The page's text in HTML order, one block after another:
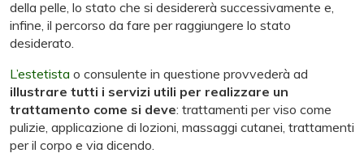
della pelle, lo stato che si desidererà successivamente e,
infine, il percorso da fare per raggiungere lo stato
desiderato.
L’estetista o consulente in questione provvederà ad
illustrare tutti i servizi utili per realizzare un
trattamento come si deve: trattamenti per viso come
pulizie, applicazione di lozioni, massaggi cutanei, trattamenti
per il corpo e via dicendo.